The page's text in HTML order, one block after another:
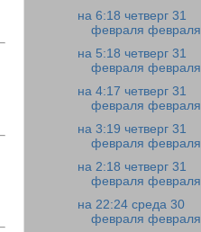
на 6:18 четверг 31
февраля февраля
на 5:18 четверг 31
февраля февраля
на 4:17 четверг 31
февраля февраля
на 3:19 четверг 31
февраля февраля
на 2:18 четверг 31
февраля февраля
на 22:24 среда 30
февраля февраля